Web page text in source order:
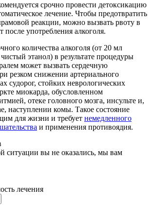
срочно провести детоксикацию
лечение. Чтобы предотвратить
реакции, можно вызвать рвоту в
после употребления алкоголя.
количества алкоголя (от 20 мл
этанол) в результате процедуры
может вызвать сердечную
резком снижении артериального
судорог, стойких неврологических
миокарда, обусловленном
отеке головного мозга, инсульте и,
наступлении комы. Такое состояние
для жизни и требует немедленного
и применения противоядия.
ситуации вы не оказались, мы вам
лечения